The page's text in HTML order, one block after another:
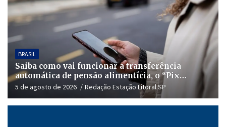
BRASIL
Saiba como vai funcionar a transferência
automática de pensão alimentícia, o “Pix
Pensão”
5 de agosto de 2026 Redação Estação Litoral SP